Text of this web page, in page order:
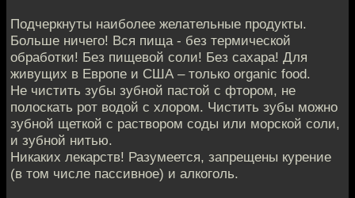
Подчеркнуты наиболее желательные продукты.
Больше ничего! Вся пища - без термической
обработки! Без пищевой соли! Без сахара! Для
живущих в Европе и США – только organic food.
Не чистить зубы зубной пастой с фтором, не
полоскать рот водой с хлором. Чистить зубы можно
зубной щеткой с раствором соды или морской соли,
и зубной нитью.
Никаких лекарств! Разумеется, запрещены курение
(в том числе пассивное) и алкоголь.